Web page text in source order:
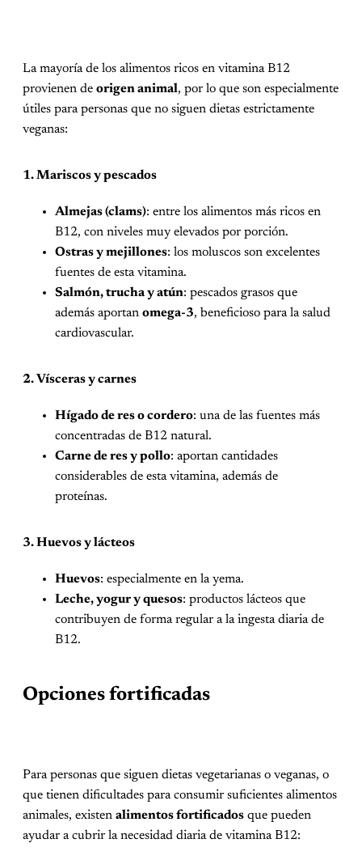
La mayoría de los alimentos ricos en vitamina B12
provienen de origen animal, por lo que son especialmente
útiles para personas que no siguen dietas estrictamente
veganas:
1. Mariscos y pescados
Almejas (clams): entre los alimentos más ricos en
B12, con niveles muy elevados por porción.
Ostras y mejillones: los moluscos son excelentes
fuentes de esta vitamina.
Salmón, trucha y atún: pescados grasos que
además aportan omega-3, beneficioso para la salud
cardiovascular.
2. Vísceras y carnes
Hígado de res o cordero: una de las fuentes más
concentradas de B12 natural.
Carne de res y pollo: aportan cantidades
considerables de esta vitamina, además de
proteínas.
3. Huevos y lácteos
Huevos: especialmente en la yema.
Leche, yogur y quesos: productos lácteos que
contribuyen de forma regular a la ingesta diaria de
B12.
Opciones fortificadas
Para personas que siguen dietas vegetarianas o veganas, o
que tienen dificultades para consumir suficientes alimentos
animales, existen alimentos fortificados que pueden
ayudar a cubrir la necesidad diaria de vitamina B12: